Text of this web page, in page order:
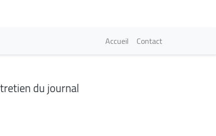
Navigation
Accueil Contact
du journal